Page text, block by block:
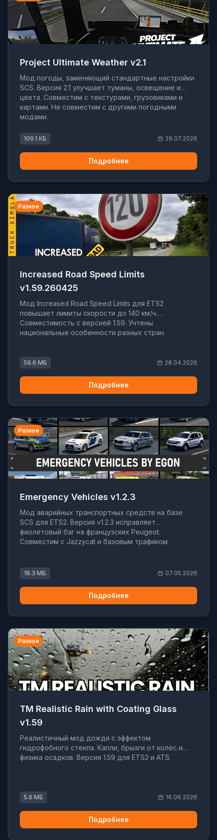
Project Ultimate Weather v2.1
Мод погоды, заменяющий стандартные настройки
SCS. Версия 2.1 улучшает туманы, освещение и
цвета. Совместим с текстурами, грузовиками и
картами. Не совместим с другими погодными
модами.
109.1 КБ 29.07.2026
Подробнее
Разное
Increased Road Speed Limits
v1.59.260425
Мод Increased Road Speed Limits для ETS2
повышает лимиты скорости до 140 км/ч.
Совместимость с версией 1.59. Учтены
национальные особенности разных стран.
59.6 МБ 28.04.2026
Подробнее
Разное
Emergency Vehicles v1.2.3
Мод аварийных транспортных средств на базе
SCS для ETS2. Версия v1.2.3 исправляет
фиолетовый баг на французских Peugeot.
Совместим с Jazzycat и базовым трафиком.
18.3 МБ 07.05.2026
Подробнее
Разное
TM Realistic Rain with Coating Glass
v1.59
Реалистичный мод дождя с эффектом
гидрофобного стекла. Капли, брызги от колёс и
физика осадков. Версия 1.59 для ETS2 и ATS.
5.6 МБ 16.06.2026
Подробнее